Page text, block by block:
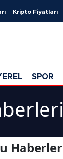
Kripto Fiyatları
SPOR